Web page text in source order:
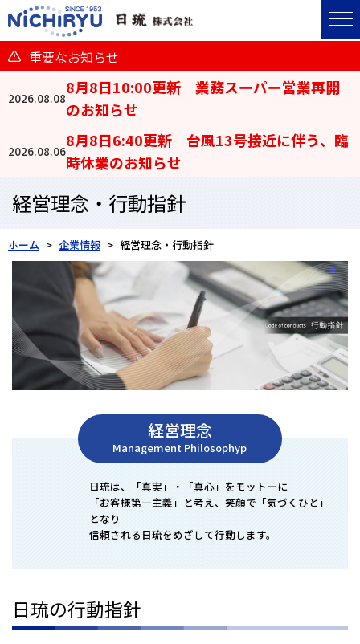
重要なお知らせ
2026.08.08
8月8日10:00更新 業務スーパー営業再開
のお知らせ
2026.08.06
8月8日6:40更新 台風13号接近に伴う、臨
時休業のお知らせ
経営理念・行動指針
ホーム 企業情報 経営理念・行動指針
経営理念
Management Philosophyp
日琉は、「真実」・「真心」をモットーに
「お客様第一主義」と考え、笑顔で「気づくひと」
となり
信頼される日琉をめざして行動します。
日琉の行動指針